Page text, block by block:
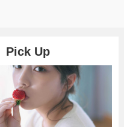
Pick Up